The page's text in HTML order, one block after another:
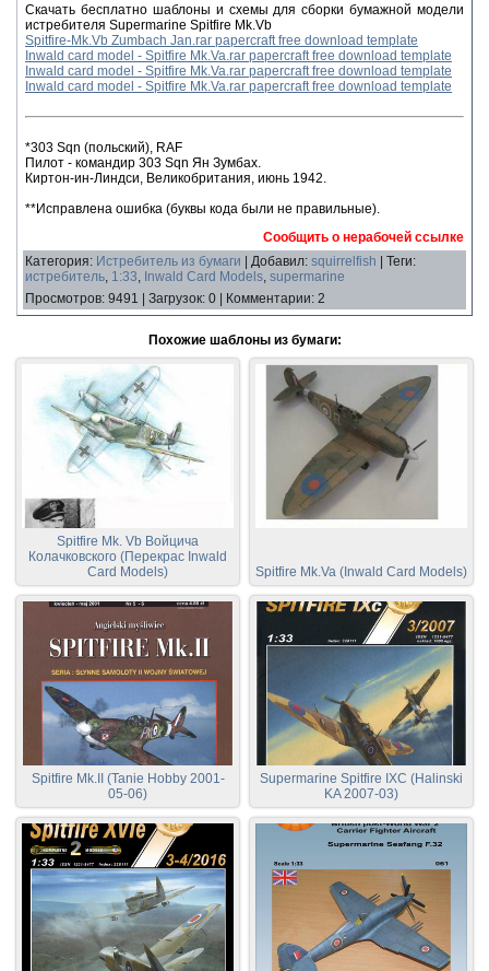
Скачать бесплатно шаблоны и схемы для сборки бумажной модели
истребителя Supermarine Spitfire Mk.Vb
Spitfire-Mk.Vb Zumbach Jan.rar papercraft free download template
Inwald card model - Spitfire Mk.Va.rar papercraft free download template
Inwald card model - Spitfire Mk.Va.rar papercraft free download template
Inwald card model - Spitfire Mk.Va.rar papercraft free download template
*303 Sqn (польский), RAF
Пилот - командир 303 Sqn Ян Зумбах.
Киртон-ин-Линдси, Великобритания, июнь 1942.
**Исправлена ошибка (буквы кода были не правильные).
Сообщить о нерабочей ссылке
Категория: Истребитель из бумаги Добавил: squirrelfish Теги:
истребитель, 1:33, Inwald Card Models, supermarine
Просмотров: 9491 Загрузок: 0 Комментарии: 2
Похожие шаблоны из бумаги:
Spitfire Mk. Vb Войцича
Колачковского (Перекрас Inwald
Card Models)
Spitfire Mk.Va (Inwald Card Models)
Spitfire Mk.II (Tanie Hobby 2001-
05-06)
Supermarine Spitfire IXC (Halinski
KA 2007-03)